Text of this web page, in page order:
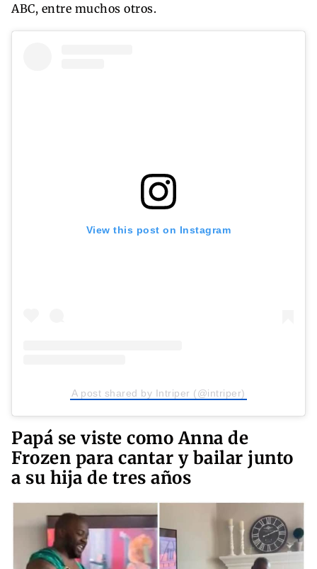
ABC, entre muchos otros.
View this post on Instagram
A post shared by Intriper (@intriper)
Papá se viste como Anna de
Frozen para cantar y bailar junto
a su hija de tres años